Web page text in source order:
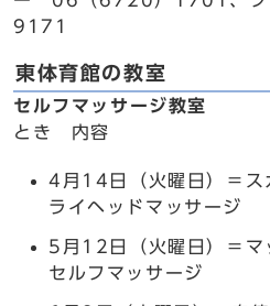
9171
東体育館の教室
セルフマッサージ教室
とき 内容
4月14日（火曜日）＝ス
ライヘッドマッサージ
5月12日（火曜日）＝マ
セルフマッサージ